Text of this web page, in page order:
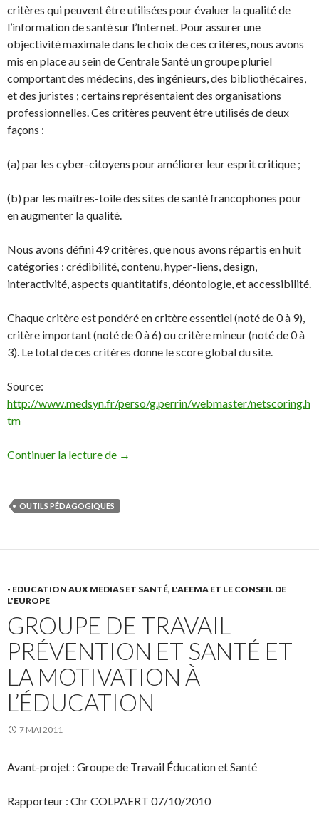
critères qui peuvent être utilisées pour évaluer la qualité de
l’information de santé sur l’Internet. Pour assurer une
objectivité maximale dans le choix de ces critères, nous avons
mis en place au sein de Centrale Santé un groupe pluriel
comportant des médecins, des ingénieurs, des bibliothécaires,
et des juristes ; certains représentaient des organisations
professionnelles. Ces critères peuvent être utilisés de deux
façons :
(a) par les cyber-citoyens pour améliorer leur esprit critique ;
(b) par les maîtres-toile des sites de santé francophones pour
en augmenter la qualité.
Nous avons défini 49 critères, que nous avons répartis en huit
catégories : crédibilité, contenu, hyper-liens, design,
interactivité, aspects quantitatifs, déontologie, et accessibilité.
Chaque critère est pondéré en critère essentiel (noté de 0 à 9),
critère important (noté de 0 à 6) ou critère mineur (noté de 0 à
3). Le total de ces critères donne le score global du site.
Source:
http://www.medsyn.fr/perso/g.perrin/webmaster/netscoring.h
tm
Continuer la lecture de La Trousse du Webmaster : évaluer la
→
OUTILS PÉDAGOGIQUES
- EDUCATION AUX MEDIAS ET SANTÉ, L'AEEMA ET LE CONSEIL DE
L'EUROPE
GROUPE DE TRAVAIL
PRÉVENTION ET SANTÉ ET
LA MOTIVATION À
L’ÉDUCATION
7 MAI 2011
Avant-projet : Groupe de Travail Éducation et Santé
Rapporteur : Chr COLPAERT 07/10/2010